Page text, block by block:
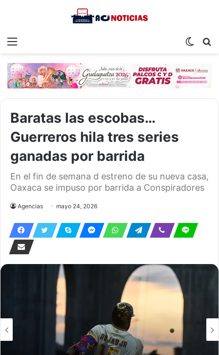
Menu
Switch
Baratas las escobas…
Guerreros hila tres series
ganadas por barrida
En el fin de semana d estreno de su nueva casa,
Oaxaca se impuso por barrida a Conspiradores
Agencias mayo 24, 2026